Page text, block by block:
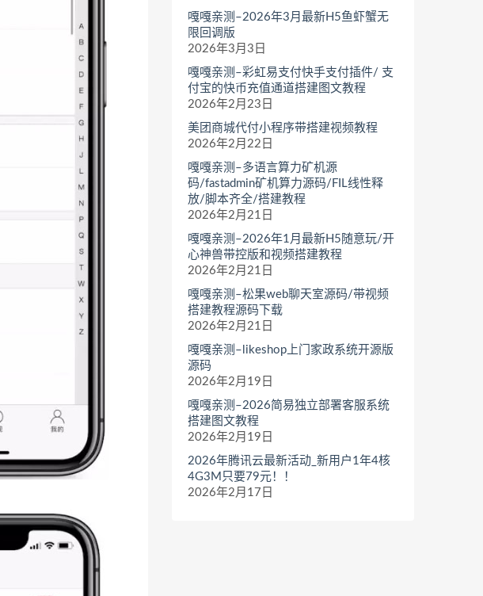
嘎嘎亲测–2026年3月最新H5鱼虾蟹无
限回调版
2026年3月3日
嘎嘎亲测–彩虹易支付快手支付插件/ 支
付宝的快币充值通道搭建图文教程
2026年2月23日
美团商城代付小程序带搭建视频教程
2026年2月22日
嘎嘎亲测–多语言算力矿机源
码/fastadmin矿机算力源码/FIL线性释
放/脚本齐全/搭建教程
2026年2月21日
嘎嘎亲测–2026年1月最新H5随意玩/开
心神兽带控版和视频搭建教程
2026年2月21日
嘎嘎亲测–松果web聊天室源码/带视频
搭建教程源码下载
2026年2月21日
嘎嘎亲测–likeshop上门家政系统开源版
源码
2026年2月19日
嘎嘎亲测–2026简易独立部署客服系统
搭建图文教程
2026年2月19日
2026年腾讯云最新活动_新用户1年4核
4G3M只要79元！！
2026年2月17日